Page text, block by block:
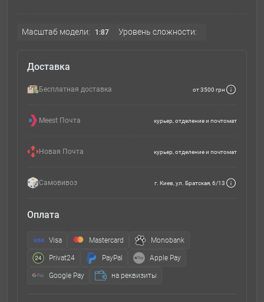
Масштаб модели: 1:87 Уровень сложности:
Доставка
Бесплатная доставка от 3500 грн
Meest Почта курьер, отделение и почтомат
Новая Почта курьер, отделение и почтомат
Самовивоз г. Киев, ул. Братская, 6/13
Оплата
Visa Mastercard Monobank
Privat24 PayPal Apple Pay
Google Pay на реквизиты